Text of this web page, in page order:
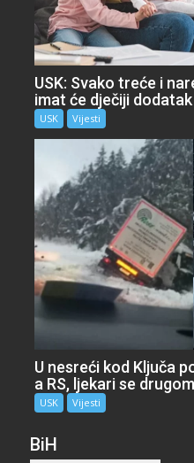
USK: Svako treće i
imat će dječiji
USK Vijesti
U nesreći kod Ključa
a RS, ljekari se
USK Vijesti
BiH